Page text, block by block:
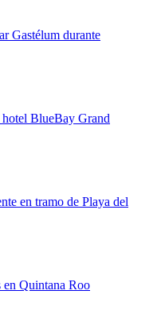
Gastélum durante
hotel BlueBay Grand
en tramo de Playa del
en Quintana Roo